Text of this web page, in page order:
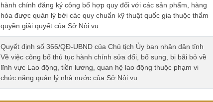
hành chính đăng ký công bố hợp quy đối với các sản phẩm, hàng
hóa được quản lý bởi các quy chuẩn kỹ thuật quốc gia thuộc thẩm
quyền giải quyết của Sở Nội vụ
Quyết định số 366/QĐ-UBND của Chủ tịch Ủy ban nhân dân tỉnh
Về việc công bố thủ tục hành chính sửa đổi, bổ sung, bị bãi bỏ về
lĩnh vực Lao động, tiền lương, quan hệ lao động thuộc phạm vi
chức năng quản lý nhà nước của Sở Nội vụ